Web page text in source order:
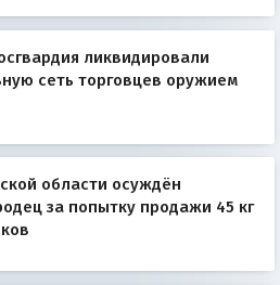
ликвидировали
сеть торговцев оружием
области осуждён
за попытку продажи 45 кг